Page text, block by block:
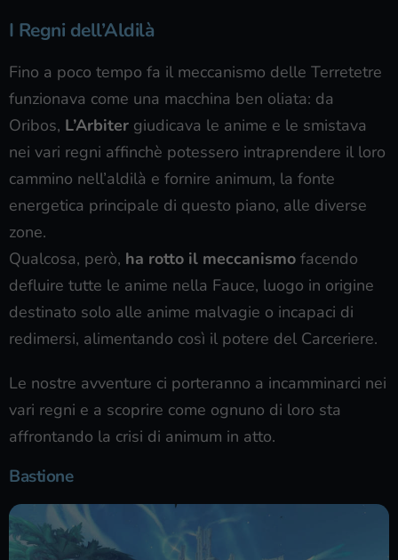
I Regni dell’Aldilà
Fino a poco tempo fa il meccanismo delle Terretetre
funzionava come una macchina ben oliata: da
Oribos, L’Arbiter giudicava le anime e le smistava
nei vari regni affinchè potessero intraprendere il loro
cammino nell’aldilà e fornire animum, la fonte
energetica principale di questo piano, alle diverse
zone.
Qualcosa, però, ha rotto il meccanismo facendo
defluire tutte le anime nella Fauce, luogo in origine
destinato solo alle anime malvagie o incapaci di
redimersi, alimentando così il potere del Carceriere.
Le nostre avventure ci porteranno a incamminarci nei
vari regni e a scoprire come ognuno di loro sta
affrontando la crisi di animum in atto.
Bastione